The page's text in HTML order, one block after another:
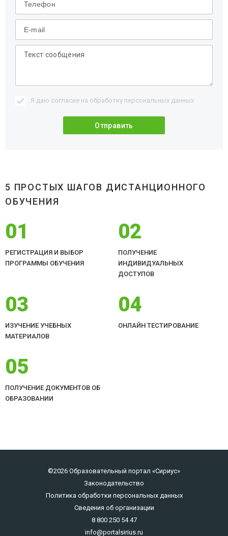
Я даю согласие на обработку персональных данных
5 ПРОСТЫХ ШАГОВ ДИСТАНЦИОННОГО
ОБУЧЕНИЯ
01
РЕГИСТРАЦИЯ И ВЫБОР
ПРОГРАММЫ ОБУЧЕНИЯ
02
ПОЛУЧЕНИЕ
ИНДИВИДУАЛЬНЫХ
ДОСТУПОВ
03
ИЗУЧЕНИЕ УЧЕБНЫХ
МАТЕРИАЛОВ
04
ОНЛАЙН ТЕСТИРОВАНИЕ
05
ПОЛУЧЕНИЕ ДОКУМЕНТОВ ОБ
ОБРАЗОВАНИИ
©2026 Образовательный портал «Сириус»
Законодательство
Политика обработки персональных данных
Сведения об организации
8 800 250 54 47
info@portalsirius.ru